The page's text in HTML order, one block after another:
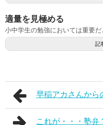
適量を見極める
小中学生の勉強においては重要だ
記
早稲アカさんから
これが・・・塾弁